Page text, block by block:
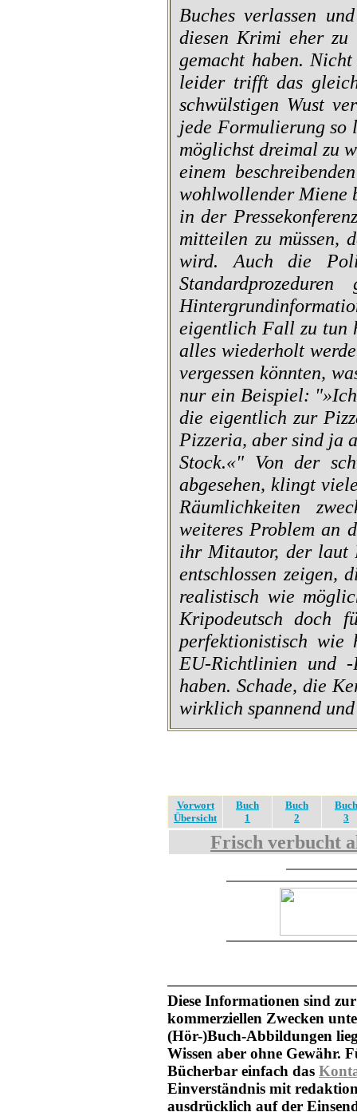
Buches verlassen
diesen Krimi eher zu
gemacht haben.
leider trifft das
schwülstigen Wust
jede Formulierung so
möglichst dreimal zu
einem
wohlwollender Miene
in der
mitteilen zu müssen,
wird. Auch die
eigentlich Fall zu tun
alles wiederholt
vergessen könnten,
nur ein Beispiel:
die eigentlich zur
Pizzeria, aber sind ja
Stock.«" Von der
abgesehen, klingt
Räumlichkeiten
weiteres Problem an
ihr Mitautor, der laut
entschlossen zeigen,
realistisch wie
Kripodeutsch doch
perfektionistisch wie
EU-Richtlinien und -
haben. Schade, die
wirklich spannend
Vorwort
Übersicht
Buch
1
Buch
2
Buch
3
Frisch verbucht
Diese Informationen sind
kommerziellen Zwecken
(Hör-)Buch-Abbildungen
Wissen aber ohne Gewähr.
Bücherbar einfach das
Einverständnis mit
ausdrücklich auf der